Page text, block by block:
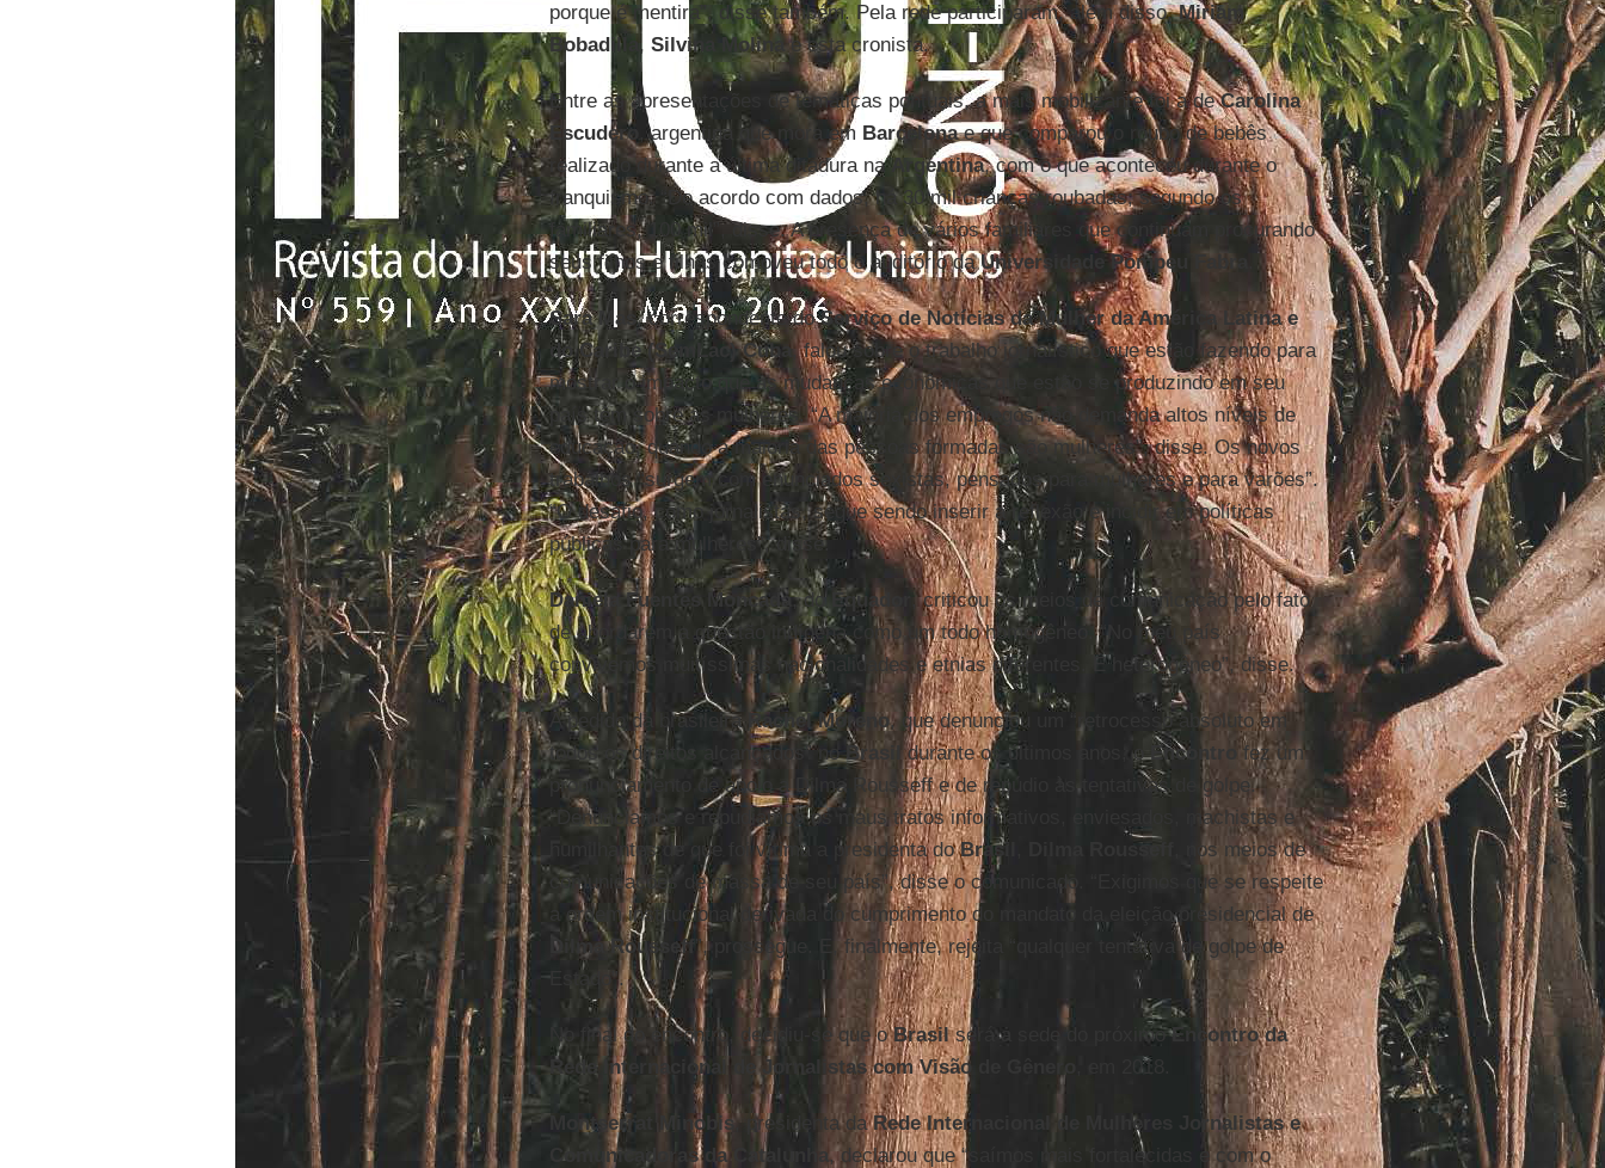
porque é mentira”, disse também. Pela rede participaram, além disso,Miriam
Bobadilla
, Silvina Molina e esta cronista.
Entre as apresentações de temáticas pontuais, a mais mobilizante foi a deCarolina
Escudero , argentina que mora em Barcelonae que comparou o roubo de bebês
realizado durante a última ditadura naArgentina, com o que aconteceu durante o
franquismo. “De acordo com dados, há 30 mil crianças roubadas; segundo os
familiares, 100 mil”, disse. A presença de vários familiares que continuam procurando
seus filhos e filhas comoveu todo o auditório daUniversidade Pompeu Fabra
Sara Mas, correspondente doServiço de Notícias da Mulher da América Latina e
do Caribe (SemLac) Cuba , falou sobre o trabalho jornalístico que estão fazendo para
mostrar o impacto que as mudanças econômicas que estão se produzindo em seu
país têm sobre as mulheres. “A maioria dos empregos não demanda altos níveis de
educação, quando a maioria das pessoas formadas são mulheres”, disse. Os novos
trabalhos “surgem com enunciados sexistas, pensados para mulheres e para varões”.
“O desafio, como jornalistas, segue sendo inserir a reflexão e incidir em políticas
públicas para mulheres”, disse.
Daniela Fuentes Moncada, do Equador
, criticou os meios de comunicação pelo fato
de abordarem a questão indígena como um todo homogêneo. “No meu país
convivemos muitíssimas nacionalidades e etnias diferentes. É heterogêneo”, disse.
A pedido da brasileira Rachel Moreno, que denunciou um “retrocesso absoluto em
todos os direitos alcançados” noBrasil durante os últimos anos, oEncontro fez um
pronunciamento de apoio a Dilma Rousseff e de repúdio às tentativas de golpe.
“Denunciamos e repudiamos os maus tratos informativos, enviesados, machistas e
humilhantes de que foi vítima a presidenta doBrasil Dilma Rousseff
, nos meios de
comunicações de massa de seu país”, disse o comunicado. “Exigimos que se respeite
a ordem institucional derivada do cumprimento do mandato da eleição presidencial de
Dilma Rousseff”, prossegue. E, finalmente, rejeita “qualquer tentativa de golpe de
Estado”.
No final do encontro, decidiu-se que oBrasilserá a sede do próximoEncontro da
Rede Internacional de Jornalistas com Visão de Gênero
, em 2018.
Montserrat Minobis, presidenta daRede Internacional de Mulheres Jornalistas e
Comunicadoras da Catalunha, declarou que “saímos mais fortalecidas e com o